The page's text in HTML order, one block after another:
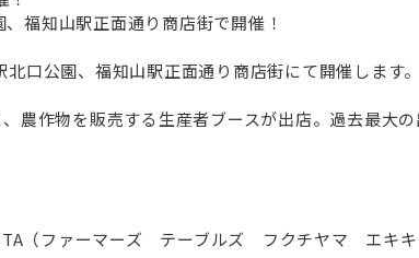
福知山駅正面通り商店街で開催！
口公園、福知山駅正面通り商店街にて開催します。
農作物を販売する生産者ブースが出店。過去最大の
ファーマーズ テーブルズ フクチヤマ エキキ